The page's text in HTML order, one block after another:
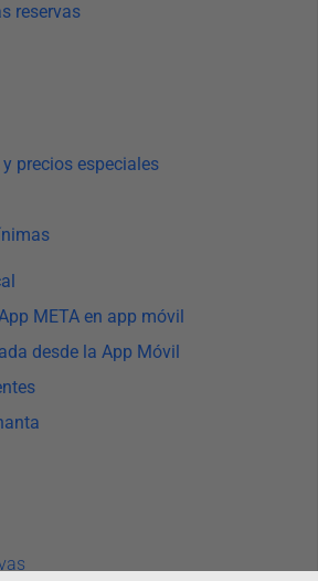
reservas
precios especiales
META en app móvil
desde la App Móvil